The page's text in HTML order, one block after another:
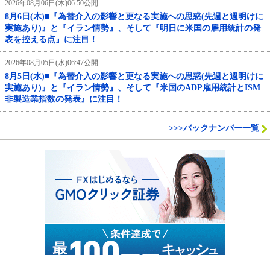
2026年08月06日(木)06:50公開
8月6日(木)■『為替介入の影響と更なる実施への思惑(先週と週明けに
実施あり)』と『イラン情勢』、そして『明日に米国の雇用統計の発
表を控える点』に注目！
2026年08月05日(水)06:47公開
8月5日(水)■『為替介入の影響と更なる実施への思惑(先週と週明けに
実施あり)』と『イラン情勢』、そして『米国のADP雇用統計とISM
非製造業指数の発表』に注目！
>>>バックナンバー一覧